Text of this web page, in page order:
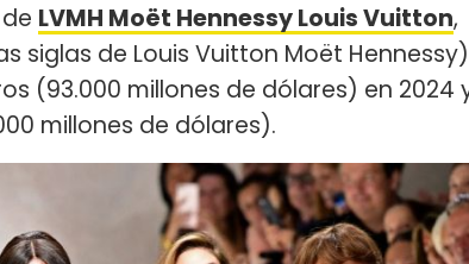
LVMH Moët Hennessy Louis Vuitton,
siglas de Louis Vuitton Moët
(93.000 millones de dólares) en 2024
millones de dólares).